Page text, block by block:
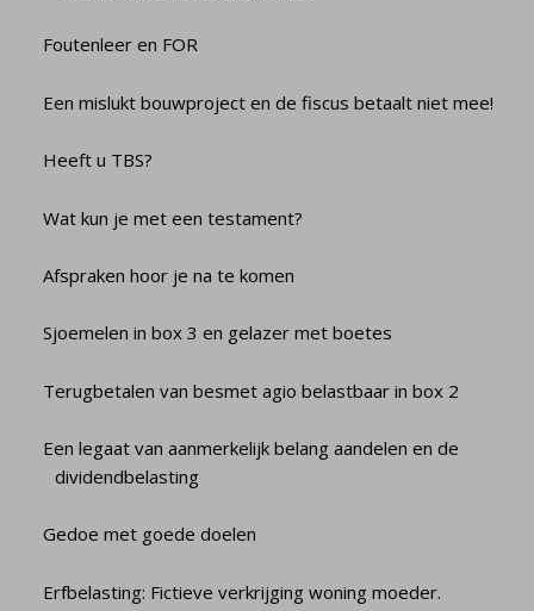
Foutenleer en FOR
Een mislukt bouwproject en de fiscus betaalt niet mee!
Heeft u TBS?
Wat kun je met een testament?
Afspraken hoor je na te komen
Sjoemelen in box 3 en gelazer met boetes
Terugbetalen van besmet agio belastbaar in box 2
Een legaat van aanmerkelijk belang aandelen en de
dividendbelasting
Gedoe met goede doelen
Erfbelasting: Fictieve verkrijging woning moeder.